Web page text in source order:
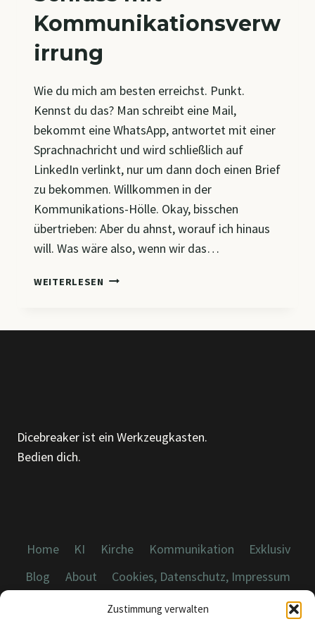
Zustimmung verwalten
Kommunikationsverw
irrung
Wie du mich am besten erreichst. Punkt.
Kennst du das? Man schreibt eine Mail,
bekommt eine WhatsApp, antwortet mit einer
Sprachnachricht und wird schließlich auf
LinkedIn verlinkt, nur um dann doch einen Brief
zu bekommen. Willkommen in der
Kommunikations-Hölle. Okay, bisschen
übertrieben: Aber du ahnst, worauf ich hinaus
will. Was wäre also, wenn wir das…
WEITERLESEN SCHLUSS
Dicebreaker ist ein Werkzeugkasten.
Bedien dich.
Home KI Kirche Kommunikation
Exklusiv
Blog
About Cookies, Datenschutz, Impressum